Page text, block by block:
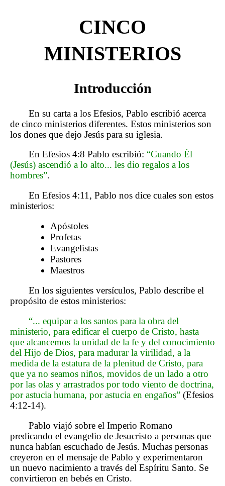
CINCO
MINISTERIOS
Introducción
En su carta a los Efesios, Pablo escribió acerca
de cinco ministerios diferentes. Estos ministerios son
los dones que dejo Jesús para su iglesia.
En Efesios 4:8 Pablo escribió: “Cuando Él
(Jesús) ascendió a lo alto... les dio regalos a los
hombres”.
En Efesios 4:11, Pablo nos dice cuales son estos
ministerios:
Apóstoles
Profetas
Evangelistas
Pastores
Maestros
En los siguientes versículos, Pablo describe el
propósito de estos ministerios:
“... equipar a los santos para la obra del
ministerio, para edificar el cuerpo de Cristo, hasta
que alcancemos la unidad de la fe y del conocimiento
del Hijo de Dios, para madurar la virilidad, a la
medida de la estatura de la plenitud de Cristo, para
que ya no seamos niños, movidos de un lado a otro
por las olas y arrastrados por todo viento de doctrina,
por astucia humana, por astucia en engaños” (Efesios
4:12-14).
Pablo viajó sobre el Imperio Romano
predicando el evangelio de Jesucristo a personas que
nunca habían escuchado de Jesús. Muchas personas
creyeron en el mensaje de Pablo y experimentaron
un nuevo nacimiento a través del Espíritu Santo. Se
convirtieron en bebés en Cristo.